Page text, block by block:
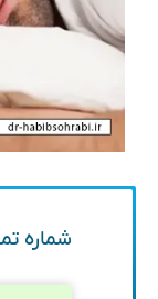
شماره